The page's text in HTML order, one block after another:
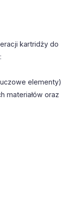
kartridży do
elementy)
materiałów oraz